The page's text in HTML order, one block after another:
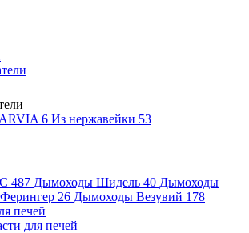
6 Из нержавейки 53
487 Дымоходы Шидель 40 Дымоходы
26 Дымоходы Везувий 178
печей
для печей